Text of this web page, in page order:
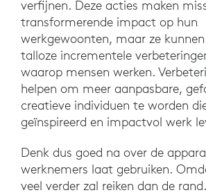
verfijnen. Deze acties maken
transformerende impact op hun
werkgewoonten, maar ze
talloze incrementele
waarop mensen werken.
helpen om meer aanpasbare,
creatieve individuen te worden
geïnspireerd en impactvol werk
Denk dus goed na over de
werknemers laat gebruiken.
veel verder zal reiken dan de rand.